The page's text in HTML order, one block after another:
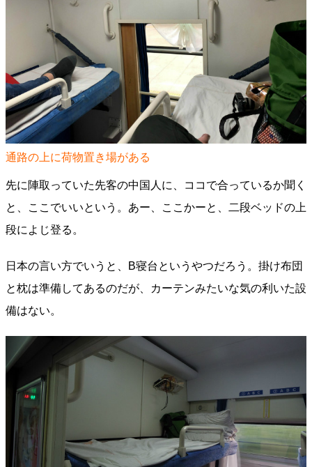
通路の上に荷物置き場がある
先に陣取っていた先客の中国人に、ココで合っているか聞く
と、ここでいいという。あー、ここかーと、二段ベッドの上
段によじ登る。
日本の言い方でいうと、B寝台というやつだろう。掛け布団
と枕は準備してあるのだが、カーテンみたいな気の利いた設
備はない。